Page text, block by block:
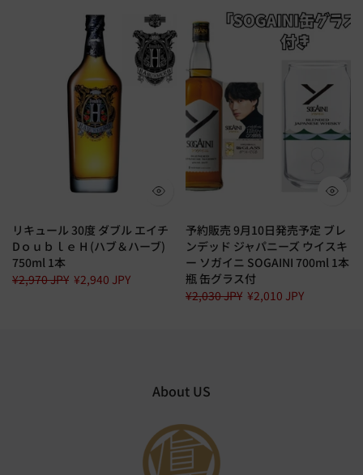
リキュール 30度 ダブル エイチ
Dｏｕｂｌｅ H (ハブ＆ハーブ)
750ml 1本
¥2,970 JPY ¥2,940 JPY
予約販売 9月10日発売予定 ブレ
ンデッド ジャパニーズ ウイスキ
ー ソガイニ SOGAINI 700ml 1本
瓶 缶グラス付
¥2,030 JPY ¥2,010 JPY
About US